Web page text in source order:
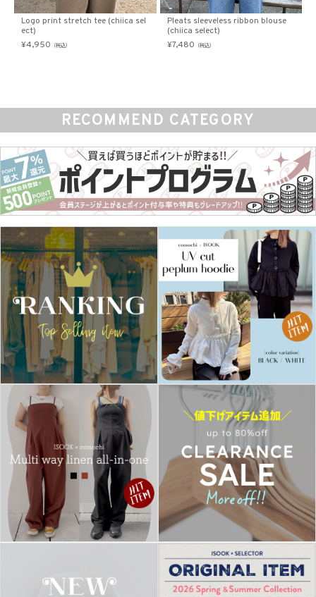
Logo print stretch tee (chiica sel
ect)
¥4,950 （税込）
Pleats sleeveless ribbon blouse
(chiica select)
¥7,480 （税込）
RECOMMEND CATEGORY